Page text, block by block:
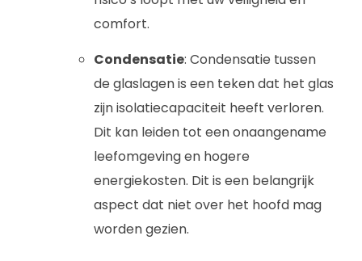
comfort.
Condensatie: Condensatie tussen
de glaslagen is een teken dat het glas
zijn isolatiecapaciteit heeft verloren.
Dit kan leiden tot een onaangename
leefomgeving en hogere
energiekosten. Dit is een belangrijk
aspect dat niet over het hoofd mag
worden gezien.